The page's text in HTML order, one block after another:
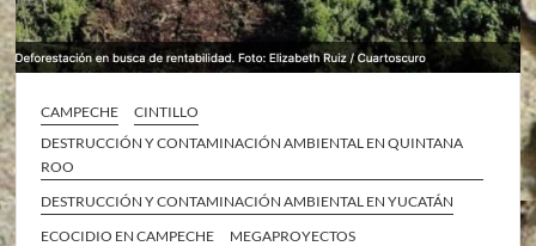
CAMPECHE
CINTILLO
DESTRUCCIÓN Y CONTAMINACIÓN AMBIENTAL EN QUINTANA
ROO
DESTRUCCIÓN Y CONTAMINACIÓN AMBIENTAL EN YUCATÁN
ECOCIDIO EN CAMPECHE
MEGAPROYECTOS